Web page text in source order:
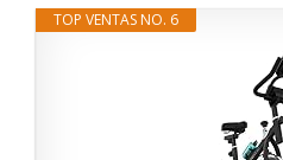
TOP VENTAS NO. 6